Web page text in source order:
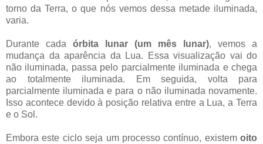
torno da Terra, o que nós vemos dessa metade iluminada,
varia.
Durante cada órbita lunar (um mês lunar), vemos a
mudança da aparência da Lua. Essa visualização vai do
não iluminada, passa pelo parcialmente iluminada e chega
ao totalmente iluminada. Em seguida, volta para
parcialmente iluminada e para o não iluminada novamente.
Isso acontece devido à posição relativa entre a Lua, a Terra
e o Sol.
Embora este ciclo seja um processo contínuo, existem oito